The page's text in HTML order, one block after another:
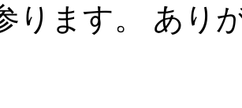
ります。 あり